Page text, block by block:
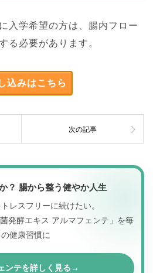
入学希望の方は、腸内フロー
る必要があります。
込みはこちら
次の記事
？ 腸から整う健やか人生
レスフリーに続けたい。
発酵エキス アルマフェンテ」を毎
の健康習慣に
ンテを詳しく見る